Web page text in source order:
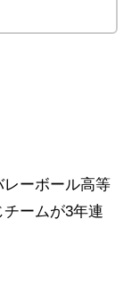
ーボール高等
ームが3年連